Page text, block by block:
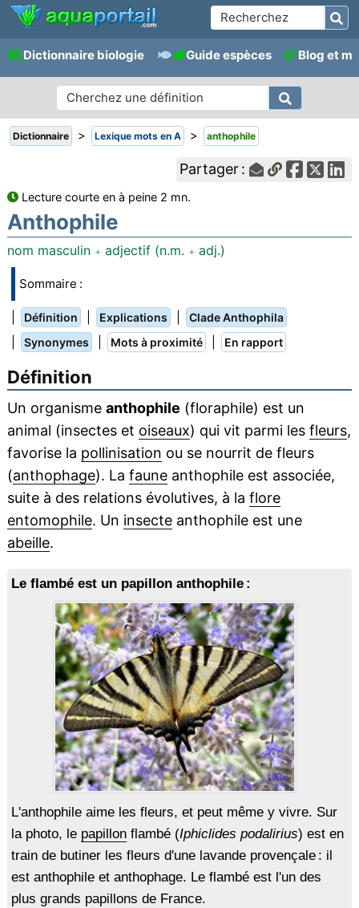
Dictionnaire biologie Guide espèces Blog et
Dictionnaire > Lexique mots en A > anthophile
Partager :
Lecture courte en à peine 2 mn.
Anthophile
nom masculin +adjectif (n.m. +adj.)
Sommaire :
Définition Explications Clade Anthophila
Synonymes Mots à proximité En rapport
Définition
Un organisme anthophile (floraphile) est un
animal (insectes et oiseaux) qui vit parmi les fleurs,
favorise la pollinisation ou se nourrit de fleurs
(anthophage). La fauneanthophile est associée,
suite à des relations évolutives, à la flore
entomophile. Un insecteanthophile est une
abeille.
Le flambé est un papillon anthophile :
L'anthophile aime les fleurs, et peut même y vivre. Sur
la photo, le papillonflambé (Iphiclides podalirius) est en
train de butiner les fleurs d'une lavande provençale : il
est anthophile et anthophage. Le flambé est l'un des
plus grands papillons de France.